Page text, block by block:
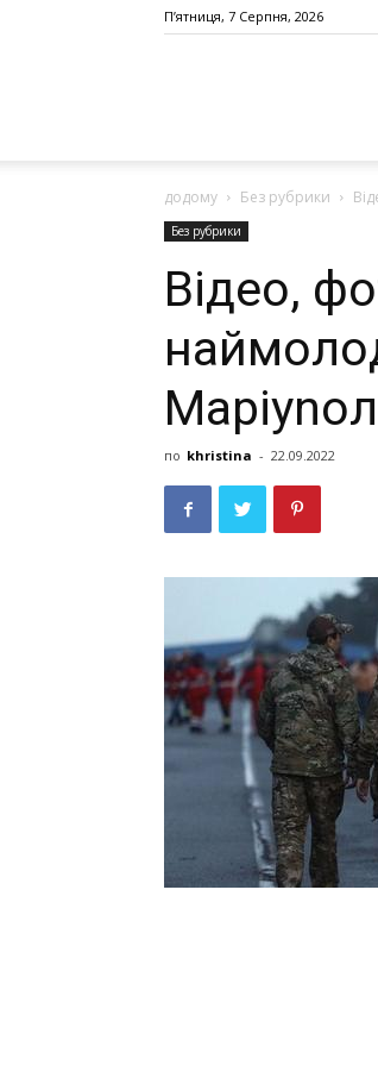
П’ятниця, 7 Серпня, 2026
додому Без рубрики
Без рубрики
Відео,
по khristina - 22.09.2022